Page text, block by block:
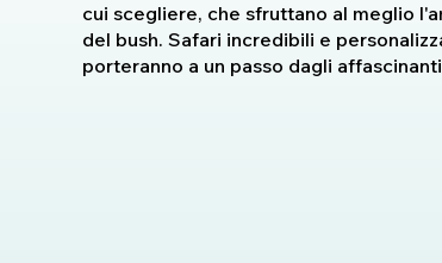
cui scegliere, che sfruttano al meglio
del bush. Safari incredibili e
porteranno a un passo dagli